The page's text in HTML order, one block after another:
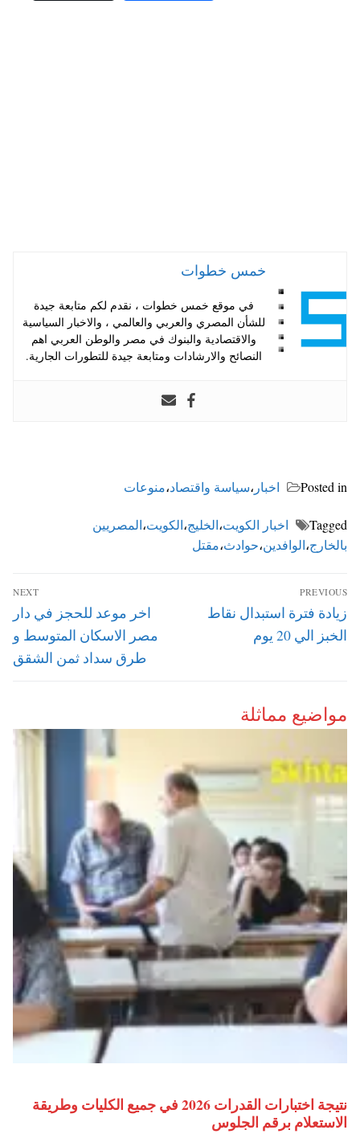
ha
خمس خطوات
في موقع خمس خطوات ، نقدم لكم متابعة جيدة
للشأن المصري والعربي والعالمي ، والاخبار السياسية
والاقتصادية والبنوك في مصر والوطن العربي اهم
النصائح والارشادات ومتابعة جيدة للتطورات الجارية.
Posted in اخبار ،سياسة واقتصاد،منوعات
Tagged اخبار الكويت،الخليج،الكويت،المصريين
بالخارج،الوافدين،حوادث،مقتل
تصفّح
المقالات
PREVIOUS
Previous
post:
زيادة فترة استبدال نقاط
الخبز الي 20 يوم
NEXT
Next
اخر موعد للحجز في دار
مصر الاسكان المتوسط و
طرق سداد ثمن الشقق
مواضيع مماثلة
نتيجة اختبارات القدرات 2026 في جميع الكليات وطريقة
الاستعلام برقم الجلوس